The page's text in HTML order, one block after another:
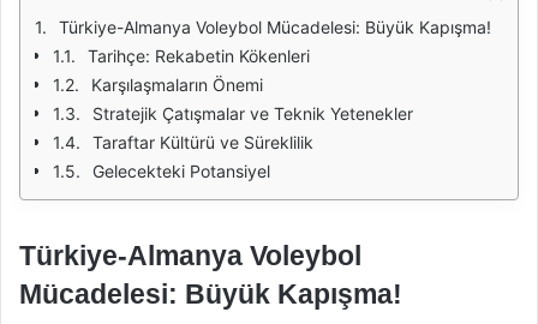
Türkiye-Almanya Voleybol Mücadelesi: Büyük Kapışma!
Tarihçe: Rekabetin Kökenleri
Karşılaşmaların Önemi
Stratejik Çatışmalar ve Teknik Yetenekler
Taraftar Kültürü ve Süreklilik
Gelecekteki Potansiyel
Türkiye-Almanya Voleybol
Mücadelesi: Büyük Kapışma!